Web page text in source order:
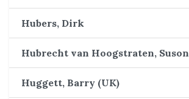
Hubers, Dirk
Hubrecht van Hoogstraten, Suson
Huggett, Barry (UK)